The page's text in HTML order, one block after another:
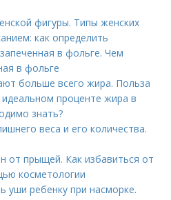
фигуры. Типы женских
как определить
в фольге. Чем
в фольге
больше всего жира. Польза
идеальном проценте жира в
знать?
веса и его количества.
от прыщей. Как избавиться от
косметологии
уши ребенку при насморке.